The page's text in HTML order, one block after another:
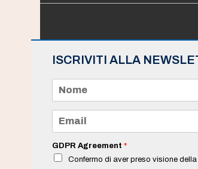
ISCRIVITI ALLA
m
e
a
i
*
GDPR Agreement *
Confermo di aver preso visione